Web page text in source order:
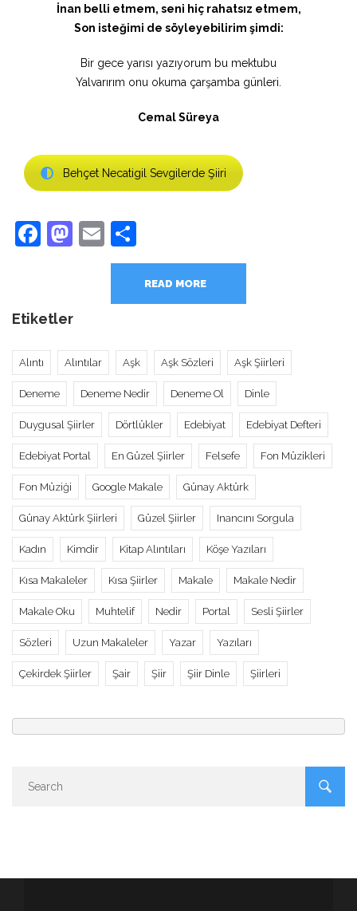
İnan belli etmem, seni hiç rahatsız etmem,
Son isteğimi de söyleyebilirim şimdi:
Bir gece yarısı yazıyorum bu mektubu
Yalvarırım onu okuma çarşamba günleri.
Cemal Süreya
Behçet Necatigil Sevgilerde Şiiri
Facebook
Mastodon
Email
READ MORE
Etiketler
Alıntı Alıntılar Aşk Aşk Sözleri Aşk Şiirleri
Deneme Deneme Nedir Deneme Ol Dinle
Duygusal Şiirler Dörtlükler Edebiyat Edebiyat Defteri
Edebiyat Portal En Güzel Şiirler Felsefe Fon Müzikleri
Fon Müziği Google Makale Günay Aktürk
Günay Aktürk Şiirleri Güzel Şiirler Inancını Sorgula
Kadın Kimdir Kitap Alıntıları Köşe Yazıları
Kısa Makaleler Kısa Şiirler Makale Makale Nedir
Makale Oku Muhtelif Nedir Portal Sesli Şiirler
Sözleri Uzun Makaleler Yazar Yazıları
Çekirdek Şiirler Şair Şiir Şiir Dinle Şiirleri